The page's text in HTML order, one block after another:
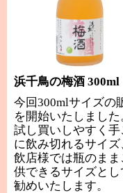
浜千鳥の梅酒 300ml
今回300mlサイズの
を開始いたしました
試し買いしやすく手
に飲み切れるサイズ
飲店様では瓶のまま
供できるサイズとし
勧めいたします。